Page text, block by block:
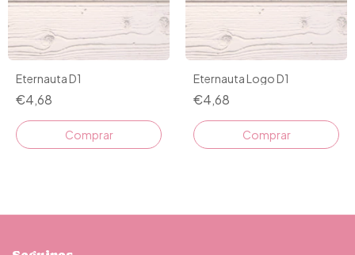
Eternauta D1
€4,68
Comprar
Eternauta Logo D1
€4,68
Comprar